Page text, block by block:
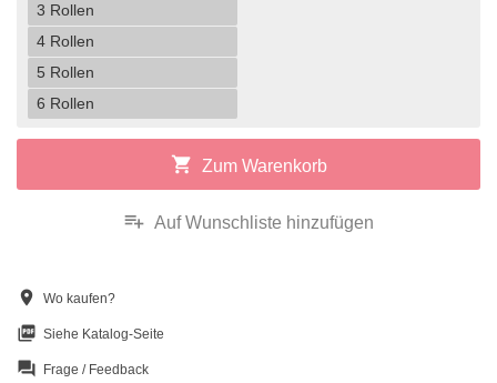
3 Rollen
4 Rollen
5 Rollen
6 Rollen
shopping_cart Zum Warenkorb
playlist_add Auf Wunschliste hinzufügen
location_on Wo kaufen?
picture_as_pdf Siehe Katalog-Seite
question_answer Frage / Feedback